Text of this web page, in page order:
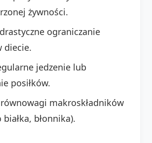
żywności.
ograniczanie
diecie.
jedzenie lub
posiłków.
makroskładników
białka, błonnika).